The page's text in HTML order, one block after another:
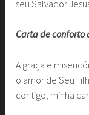
seu Salvador
Carta de conforto
A graça e
o amor de Seu
contigo, minha